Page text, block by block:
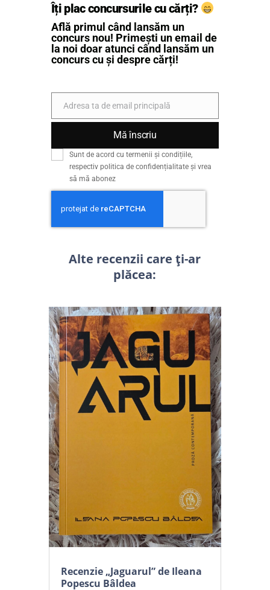
Îți plac concursurile cu cărți?
Află primul când lansăm un
concurs nou! Primești un email de
la noi doar atunci când lansăm un
concurs cu și despre cărți!
Email
Adresa ta de email principală
Mă înscriu
Sunt de acord cu termenii și condițiile,
respectiv politica de confidențialitate și vrea
să mă abonez
Alte recenzii care ți-ar
plăcea:
Recenzie „Jaguarul” de Ileana
Popescu Bâldea